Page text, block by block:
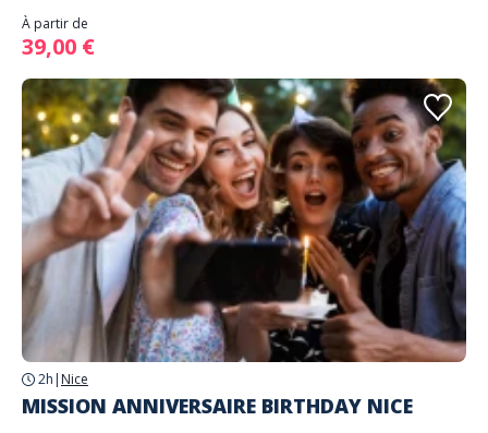
À partir de
39,00 €
2h | Nice
MISSION ANNIVERSAIRE BIRTHDAY NICE